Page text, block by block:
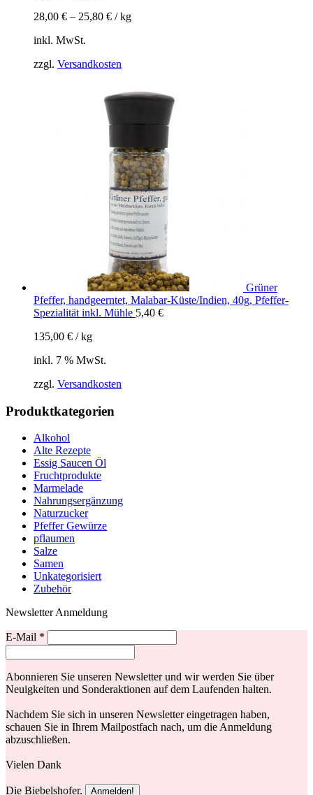
28,00 € – 25,80 € /kg
inkl. MwSt.
zzgl. Versandkosten
Grüner
Pfeffer, handgeerntet, Malabar-Küste/Indien, 40g, Pfeffer-
Spezialität inkl. Mühle 5,40 €
135,00 € /kg
inkl. 7 % MwSt.
zzgl. Versandkosten
Produktkategorien
Alkohol
Alte Rezepte
Essig Saucen Öl
Fruchtprodukte
Marmelade
Nahrungsergänzung
Naturzucker
Pfeffer Gewürze
pflaumen
Salze
Samen
Unkategorisiert
Zubehör
Newsletter Anmeldung
E-Mail *
Abonnieren Sie unseren Newsletter und wir werden Sie über
Neuigkeiten und Sonderaktionen auf dem Laufenden halten.
Nachdem Sie sich in unseren Newsletter eingetragen haben,
schauen Sie in Ihrem Mailpostfach nach, um die Anmeldung
abzuschließen.
Vielen Dank
Die Biebelshofer.